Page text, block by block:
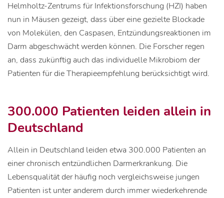
Helmholtz-Zentrums für Infektionsforschung (HZI) haben
nun in Mäusen gezeigt, dass über eine gezielte Blockade
von Molekülen, den Caspasen, Entzündungsreaktionen im
Darm abgeschwächt werden können. Die Forscher regen
an, dass zukünftig auch das individuelle Mikrobiom der
Patienten für die Therapieempfehlung berücksichtigt wird.
300.000 Patienten leiden allein in
Deutschland
Allein in Deutschland leiden etwa 300.000 Patienten an
einer chronisch entzündlichen Darmerkrankung. Die
Lebensqualität der häufig noch vergleichsweise jungen
Patienten ist unter anderem durch immer wiederkehrende